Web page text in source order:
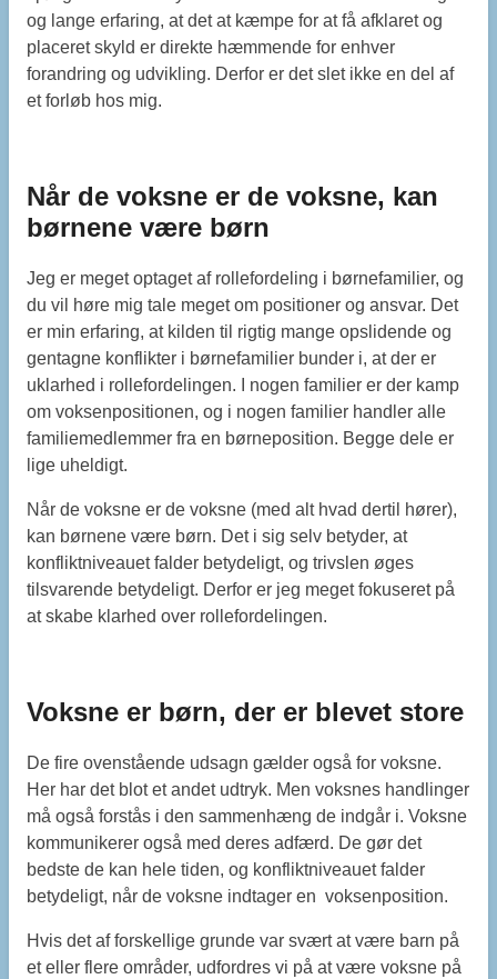
og lange erfaring, at det at kæmpe for at få afklaret og
placeret skyld er direkte hæmmende for enhver
forandring og udvikling. Derfor er det slet ikke en del af
et forløb hos mig.
Når de voksne er de voksne, kan
børnene være børn
Jeg er meget optaget af rollefordeling i børnefamilier, og
du vil høre mig tale meget om positioner og ansvar. Det
er min erfaring, at kilden til rigtig mange opslidende og
gentagne konflikter i børnefamilier bunder i, at der er
uklarhed i rollefordelingen. I nogen familier er der kamp
om voksenpositionen, og i nogen familier handler alle
familiemedlemmer fra en børneposition. Begge dele er
lige uheldigt.
Når de voksne er de voksne (med alt hvad dertil hører),
kan børnene være børn. Det i sig selv betyder, at
konfliktniveauet falder betydeligt, og trivslen øges
tilsvarende betydeligt. Derfor er jeg meget fokuseret på
at skabe klarhed over rollefordelingen.
Voksne er børn, der er blevet store
De fire ovenstående udsagn gælder også for voksne.
Her har det blot et andet udtryk. Men voksnes handlinger
må også forstås i den sammenhæng de indgår i. Voksne
kommunikerer også med deres adfærd. De gør det
bedste de kan hele tiden, og konfliktniveauet falder
betydeligt, når de voksne indtager en voksenposition.
Hvis det af forskellige grunde var svært at være barn på
et eller flere områder, udfordres vi på at være voksne på